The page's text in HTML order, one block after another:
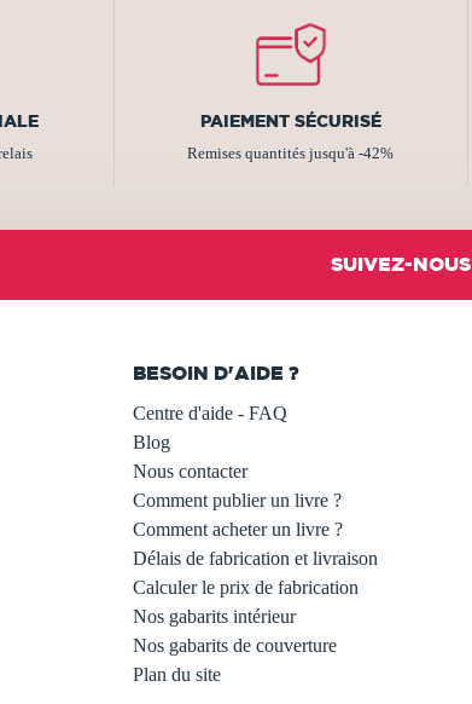
PAIEMENT SÉCURISÉ
Remises quantités jusqu'à -42%
SUIVEZ-NOUS
BESOIN D'AIDE ?
Centre d'aide - FAQ
Blog
Nous contacter
Comment publier un livre ?
Comment acheter un livre ?
Délais de fabrication et livraison
Calculer le prix de fabrication
Nos gabarits intérieur
Nos gabarits de couverture
Plan du site